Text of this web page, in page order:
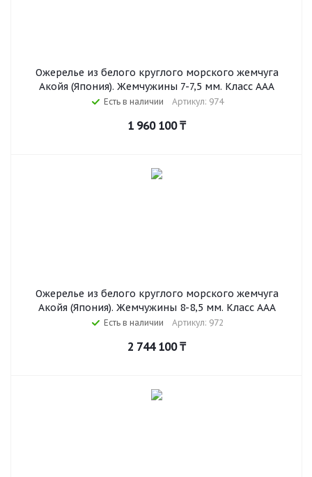
Ожерелье из белого круглого морского жемчуга
Акойя (Япония). Жемчужины 7-7,5 мм. Класс ААА
Есть в наличии Артикул: 974
1 960 100₸
Ожерелье из белого круглого морского жемчуга
Акойя (Япония). Жемчужины 8-8,5 мм. Класс ААА
Есть в наличии Артикул: 972
2 744 100₸